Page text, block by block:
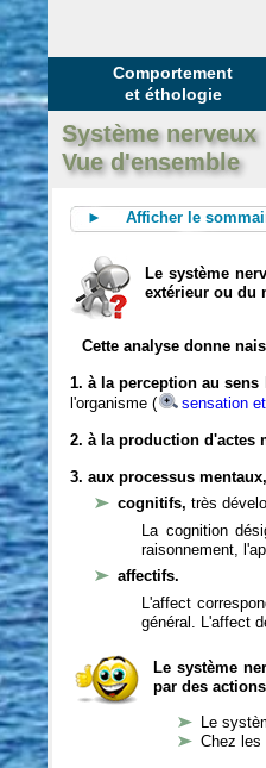
Comportement
et éthologie
Système nerveux
Vue d'ensemble
► Afficher le
Le système
extérieur ou du
Cette analyse donne
1. à la perception au sens
l'organisme (
sensation
2. à la production d'actes
3. aux processus mentaux,
cognitifs,très
La cognition
raisonnement,
affectifs.
L'affect
général. L'affect
Le système
par des
Le
Chez les